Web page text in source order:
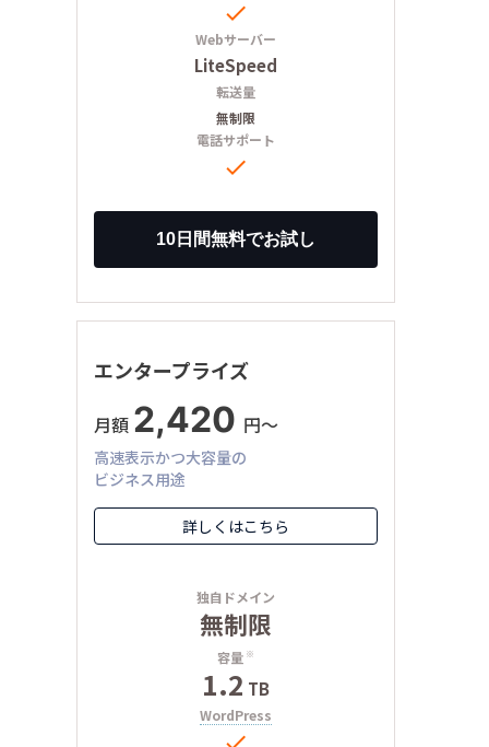

Webサーバー
LiteSpeed
転送量
無制限
電話サポート

エンタープライズ
月額 2,420 円〜
高速表示かつ大容量の
ビジネス用途
詳しくはこちら
独自ドメイン
無制限
容量 ※
1.2 TB
WordPress